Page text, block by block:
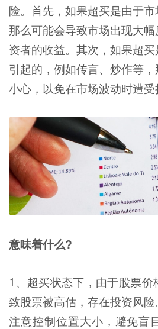
险。首先，如果超买是由于市
那么可能会导致市场出现大
资者的收益。其次，如果超
引起的，例如传言、炒作等
小心，以免在市场波动时遭受
意味着什么?
1、超买状态下，由于股票
致股票被高估，存在投资风
注意控制位置大小，避免盲